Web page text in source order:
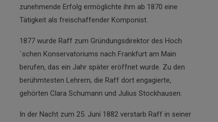
zunehmende Erfolg ermöglichte ihm ab 1870 eine
Tätigkeit als freischaffender Komponist.
1877 wurde Raff zum Gründungsdirektor des Hoch
´schen Konservatoriums nach Frankfurt am Main
berufen, das ein Jahr später eröffnet wurde. Zu den
berühmtesten Lehrern, die Raff dort engagierte,
gehörten Clara Schumann und Julius Stockhausen.
In der Nacht zum 25. Juni 1882 verstarb Raff in seiner